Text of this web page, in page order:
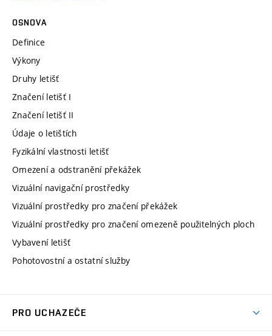
OSNOVA
Definice
Výkony
Druhy letišť
Značení letišť I
Značení letišť II
Údaje o letištích
Fyzikální vlastnosti letišť
Omezení a odstranění překážek
Vizuální navigační prostředky
Vizuální prostředky pro značení překážek
Vizuální prostředky pro značení omezeně použitelných ploch
Vybavení letišť
Pohotovostní a ostatní služby
PRO UCHAZEČE